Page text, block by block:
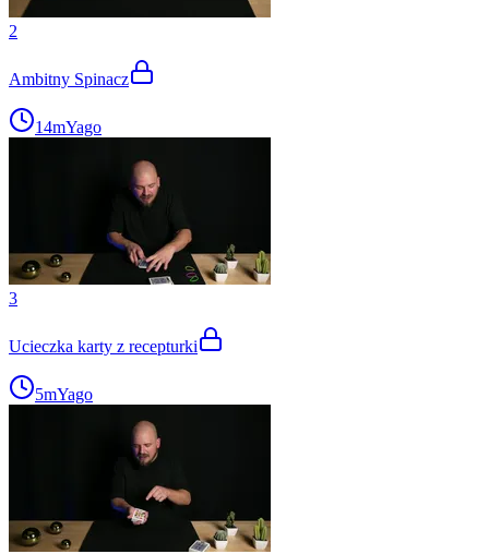
2
Ambitny Spinacz
14mYago
3
Ucieczka karty z recepturki
5mYago